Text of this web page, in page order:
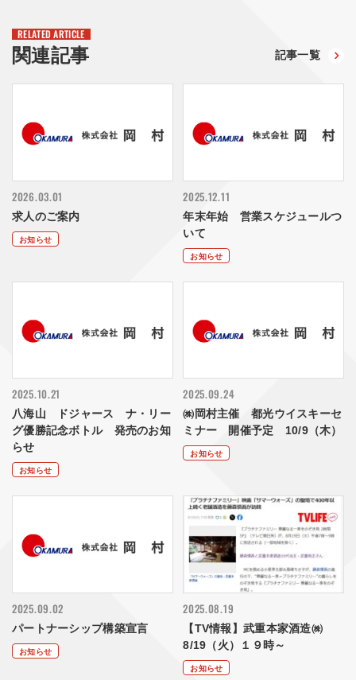
RELATED ARTICLE
関連記事 記事一覧
2026.03.01
求人のご案内
お知らせ
2025.12.11
年末年始 営業スケジュールつ
いて
お知らせ
2025.10.21
八海山 ドジャース ナ・リー
グ優勝記念ボトル 発売のお知
らせ
お知らせ
2025.09.24
㈱岡村主催 都光ウイスキーセ
ミナー 開催予定 10/9（木）
お知らせ
2025.09.02
パートナーシップ構築宣言
お知らせ
2025.08.19
【TV情報】武重本家酒造㈱
8/19（火）１９時～
お知らせ